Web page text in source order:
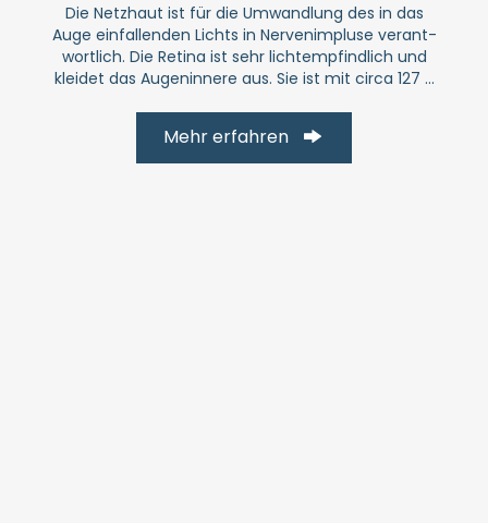
Die Netzhaut ist für die Umwandlung des in das
Auge ein­fallenden Lichts in Nerven­impluse verant­
wort­lich. Die Retina ist sehr licht­empfind­lich und
kleidet das Augen­innere aus. Sie ist mit circa 127 ...
Mehr erfahren